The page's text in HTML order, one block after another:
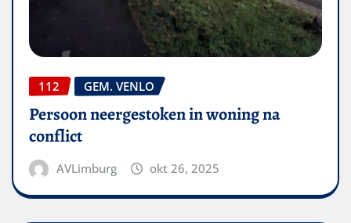
112 GEM. VENLO
Persoon neergestoken in woning na
conflict
AVLimburg okt 26, 2025